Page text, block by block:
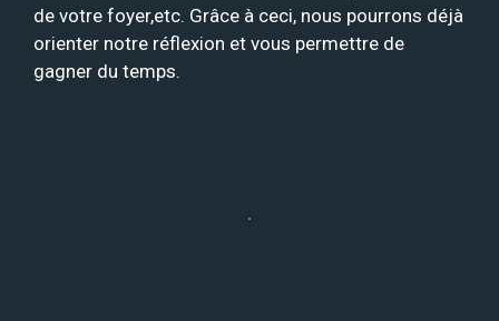
de votre foyer,etc. Grâce à ceci, nous pourrons déjà
orienter notre réflexion et vous permettre de
gagner du temps.